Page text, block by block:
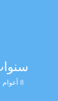
8 أعوام من الخبرة العملية المثبتة